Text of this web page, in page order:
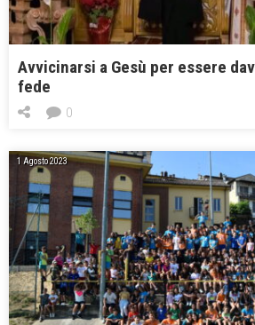
Avvicinarsi a Gesù per essere
fede
0
1 Agosto 2023